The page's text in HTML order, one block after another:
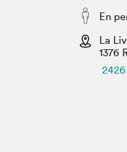
SLM PRO
Liste des
Liste des
En
La
1376
2426